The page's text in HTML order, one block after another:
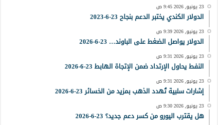
23 يونيو, 2026 9:45 ص
الدولار الكندي يختبر الدعم بنجاح 23-6-2023
23 يونيو, 2026 9:39 ص
الدولار يواصل الضغط على الباوند… 23-6-2026
23 يونيو, 2026 9:31 ص
النفط يحاول الإرتداد ضمن الإتجاة الهابط 23-6-2026
23 يونيو, 2026 9:31 ص
إشارات سلبية تُهدد الذهب بمزيد من الخسائر 23-6-2026
23 يونيو, 2026 9:30 ص
هل يقترب اليورو من كسر دعم جديد؟ 23-6-2026